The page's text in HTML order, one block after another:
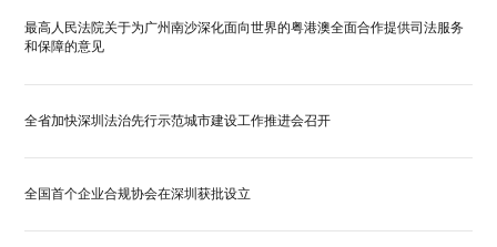
最高人民法院关于为广州南沙深化面向世界的粤港澳全面合作提供司法服务
和保障的意见
全省加快深圳法治先行示范城市建设工作推进会召开
全国首个企业合规协会在深圳获批设立